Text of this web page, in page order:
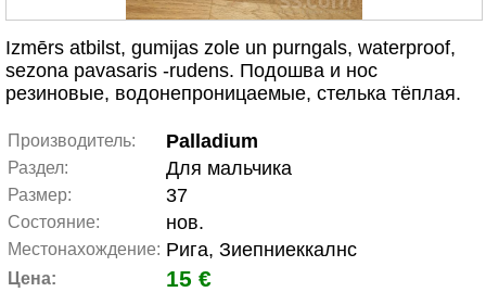
Izmērs atbilst, gumijas zole un purngals, waterproof,
sezona pavasaris -rudens. Подошва и нос
резиновые, водонепроницаемые, стелька тёплая.
Производитель: Palladium
Раздел: Для мальчика
Размер: 37
Состояние: нов.
Местонахождение: Рига, Зиепниеккалнс
Цена: 15 €